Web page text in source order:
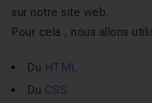
sur notre site web.
Pour cela , nous allons
Du HTML
Du CSS